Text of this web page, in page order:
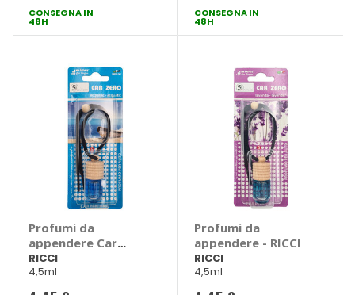
CONSEGNA IN
48H
CONSEGNA IN
48H
Profumi da
appendere Car
Zero - RICCI
RICCI
4,5ml
Profumi da
appendere - RICCI
RICCI
4,5ml